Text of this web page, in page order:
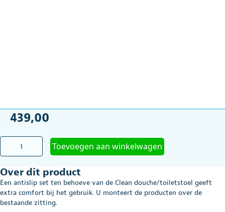
439,00
Anti-
set
voor
douche-
toiletrolstoel
Toevoegen aan winkelwagen
Over dit product
Een antislip set ten behoeve van de Clean douche/toiletstoel geeft
extra comfort bij het gebruik. U monteert de producten over de
bestaande zitting.